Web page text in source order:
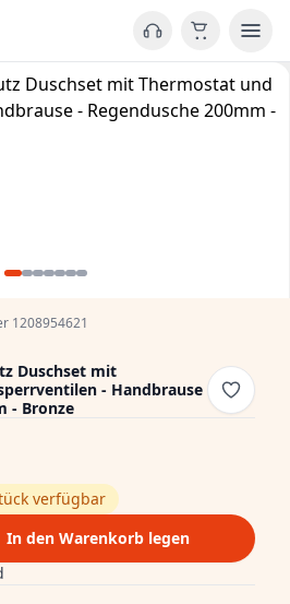
1208954621
Duschset mit
- Handbrause
- Bronze
verfügbar
In den Warenkorb legen